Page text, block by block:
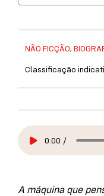
NÃO FICÇÃO,
Classificação
0:00 /
A máquina que